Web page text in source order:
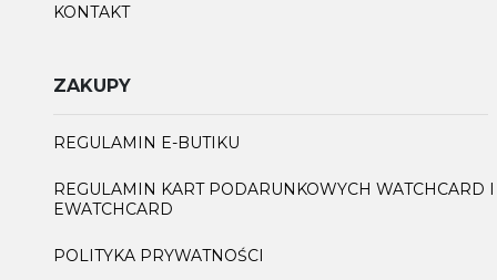
KONTAKT
ZAKUPY
REGULAMIN E-BUTIKU
REGULAMIN KART PODARUNKOWYCH WATCHCARD I
EWATCHCARD
POLITYKA PRYWATNOŚCI